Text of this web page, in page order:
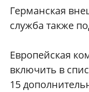
Германская
служба также
Европейская
включить в
15